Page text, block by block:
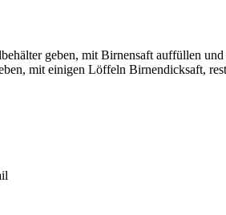
geben, mit Birnensaft auffüllen
mit einigen Löffeln Birnendicksaft,